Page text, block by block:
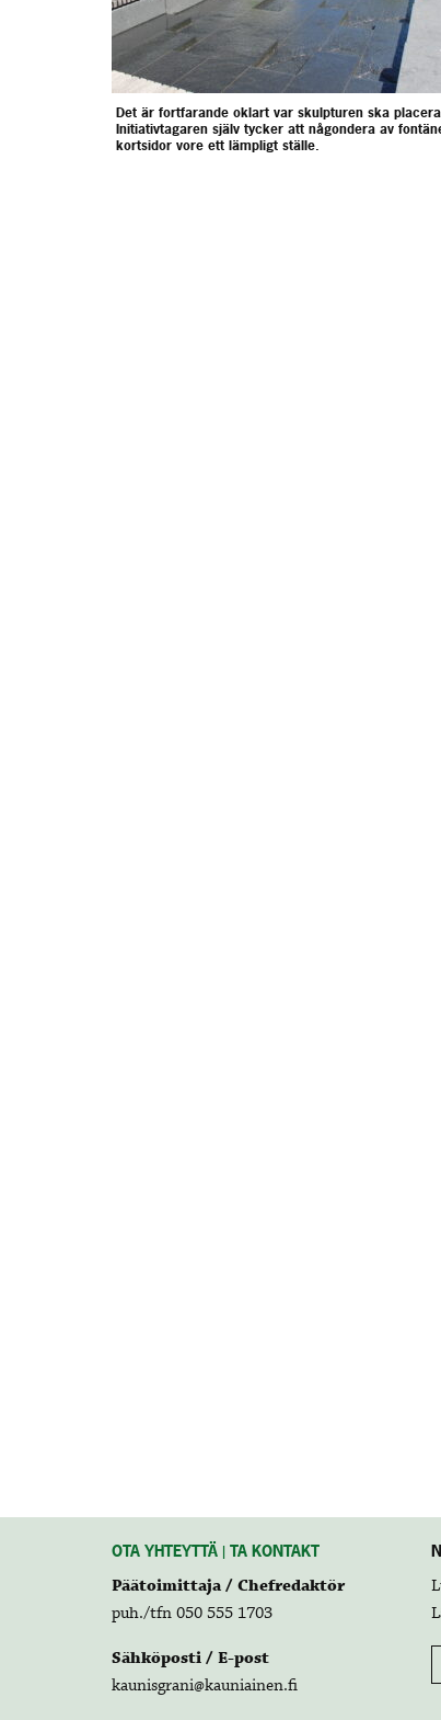
Det är fortfarande oklart var skulpturen ska
Initiativtagaren själv tycker att någondera av
kortsidor vore ett lämpligt ställe.
OTA YHTEYTTÄ | TA KONTAKT
Päätoimittaja / Chefredaktör
puh./tfn 050 555 1703
Sähköposti / E-post
kaunisgrani@kauniainen.fi